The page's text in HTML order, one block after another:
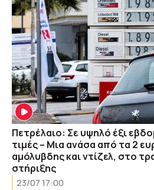
Πετρέλαιο: Σε υψηλό έξι
τιμές – Μια ανάσα από τα 2
αμόλυβδης και ντίζελ, στο
στήριξης
23/07 17:00